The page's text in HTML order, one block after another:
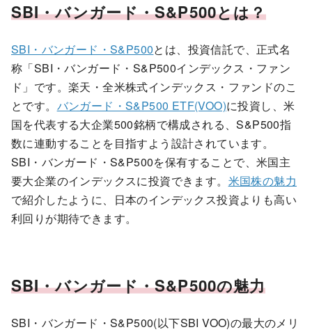
SBI・バンガード・S&P500とは？
SBI・バンガード・S&P500とは、投資信託で、正式名
称「SBI・バンガード・S&P500インデックス・ファン
ド」です。楽天・全米株式インデックス・ファンドのこ
とです。 バンガード・S&P500 ETF(VOO)に投資し、米
国を代表する大企業500銘柄で構成される、S&P500指
数に連動することを目指すよう設計されています。
SBI・バンガード・S&P500を保有することで、米国主
要大企業のインデックスに投資できます。 米国株の魅力
で紹介したように、日本のインデックス投資よりも高い
利回りが期待できます。
SBI・バンガード・S&P500の魅力
SBI・バンガード・S&P500(以下SBI VOO)の最大のメリ